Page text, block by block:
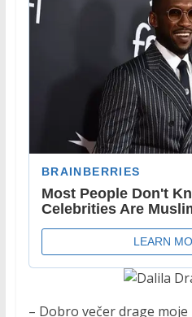
– Dobro večer drage moje